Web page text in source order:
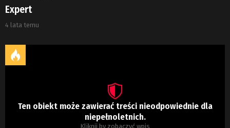
Expert
4 lata temu
Ten obiekt może zawierać treści nieodpowiednie dla
niepełnoletnich.
Kliknij by zobaczyć wpis